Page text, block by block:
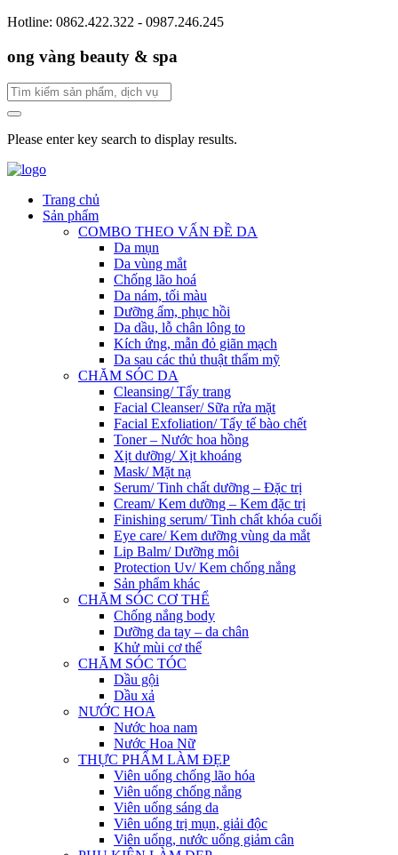
Hotline: 0862.422.322 - 0987.246.245
ong vàng beauty & spa
Please enter key search to display results.
Trang chủ
Sản phẩm
COMBO THEO VẤN ĐỀ DA
Da mụn
Da vùng mắt
Chống lão hoá
Da nám, tối màu
Dưỡng ẩm, phục hồi
Da dầu, lỗ chân lông to
Kích ứng, mẫn đỏ giãn mạch
Da sau các thủ thuật thẩm mỹ
CHĂM SÓC DA
Cleansing/ Tẩy trang
Facial Cleanser/ Sữa rửa mặt
Facial Exfoliation/ Tẩy tế bào chết
Toner – Nước hoa hồng
Xịt dưỡng/ Xịt khoáng
Mask/ Mặt nạ
Serum/ Tinh chất dưỡng – Đặc trị
Cream/ Kem dưỡng – Kem đặc trị
Finishing serum/ Tinh chất khóa cuối
Eye care/ Kem dưỡng vùng da mắt
Lip Balm/ Dưỡng môi
Protection Uv/ Kem chống nắng
Sản phẩm khác
CHĂM SÓC CƠ THỂ
Chống nắng body
Dưỡng da tay – da chân
Khử mùi cơ thể
CHĂM SÓC TÓC
Dầu gội
Dầu xả
NƯỚC HOA
Nước hoa nam
Nước Hoa Nữ
THỰC PHẨM LÀM ĐẸP
Viên uống chống lão hóa
Viên uống chống nắng
Viên uống sáng da
Viên uống trị mụn, giải độc
Viên uống, nước uống giảm cân